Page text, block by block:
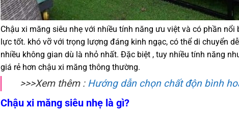
Chậu xi măng siêu nhẹ với nhiều tính năng ưu việt và có phần
lực tốt. khó vỡ với trọng lượng đáng kinh ngạc, có thể di chuyển
nhiều không gian dù là nhỏ nhất. Đặc biệt , tuy nhiều tính năng
giá rẻ hơn chậu xi măng thông thường.
>>>Xem thêm : Hướng dẫn chọn chất độn bình
Chậu xi măng siêu nhẹ là gì?